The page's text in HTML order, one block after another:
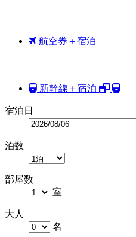
航空券＋宿泊
新幹線＋宿泊
宿泊日
泊数
部屋数
室
大人
名